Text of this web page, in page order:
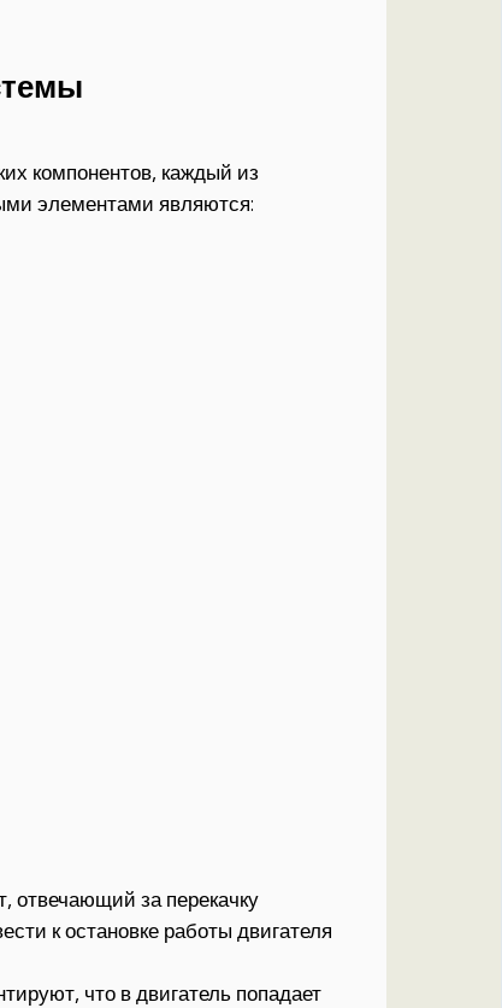
компонентов, каждый из
элементами являются:
отвечающий за перекачку
к остановке работы двигателя
что в двигатель попадает